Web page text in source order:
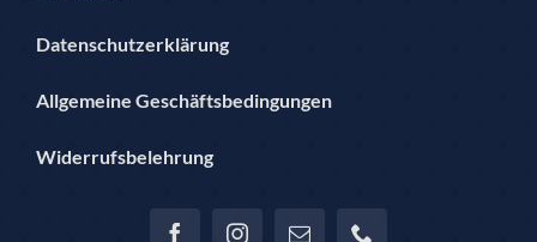
Datenschutzerklärung
Allgemeine Geschäftsbedingungen
Widerrufsbelehrung